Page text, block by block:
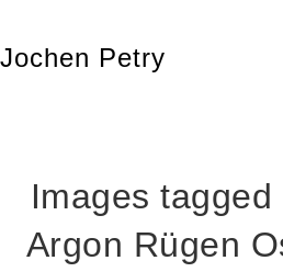
Jochen Petry
Images
Argon Rügen